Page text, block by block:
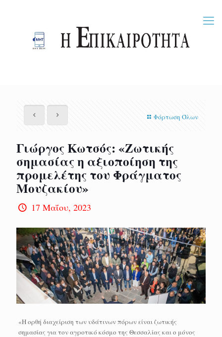
Φόρτωση Όλων
Γιώργος Κωτσός: «Ζωτικής
σημασίας η αξιοποίηση της
προμελέτης του Φράγματος
Μουζακίου»
17 Μαΐου, 2023
«Η ορθή διαχείριση των υδάτινων πόρων είναι ζωτικής
σημασίας για τον αγροτικό κόσμο της Θεσσαλίας και ο μόνος